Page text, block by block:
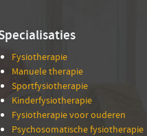
Fysiotherapie
Manuele therapie
Sportfysiotherapie
Kinderfysiotherapie
Fysiotherapie voor ouderen
Psychosomatische fysiotherapie